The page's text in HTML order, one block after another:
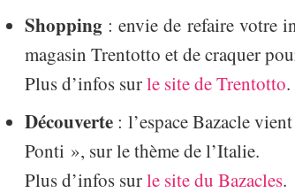
Shopping : envie de refaire votre
magasin Trentotto et de craquer
Plus d’infos surle site de Trentotto.
Découverte : l’espace Bazacle
Ponti », sur le thème de l’Italie.
Plus d’infos surle site du Bazacles.